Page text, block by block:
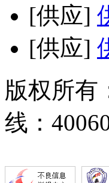
[供应]
[供应]
版权所有
线：